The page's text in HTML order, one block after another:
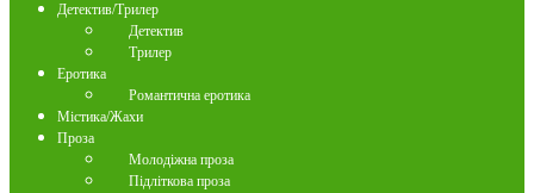
Детектив/Трилер
Детектив
Трилер
Еротика
Романтична еротика
Містика/Жахи
Проза
Молодіжна проза
Підліткова проза